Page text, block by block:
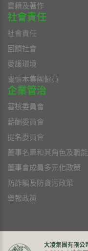
書籍及著作
社會責任
社會責任
回饋社會
愛護環境
關懷本集團僱員
企業管治
審核委員會
薪酬委員會
提名委員會
董事名單和其角色及職能
董事會成員多元化政策
防詐騙及防貪污政策
舉報政策
大凌集團有限公